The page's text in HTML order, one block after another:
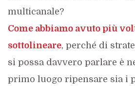
multicanale?
Come abbiamo avuto più
sottolineare, perché di
si possa davvero parlare è
primo luogo ripensare sia i